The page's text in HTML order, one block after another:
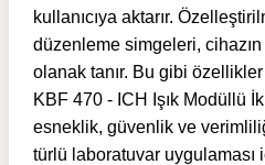
kullanıcıya aktarır.
düzenleme simgeleri,
olanak tanır. Bu gibi
KBF 470 - ICH Işık Modüllü
esneklik, güvenlik ve
türlü laboratuvar uygulaması